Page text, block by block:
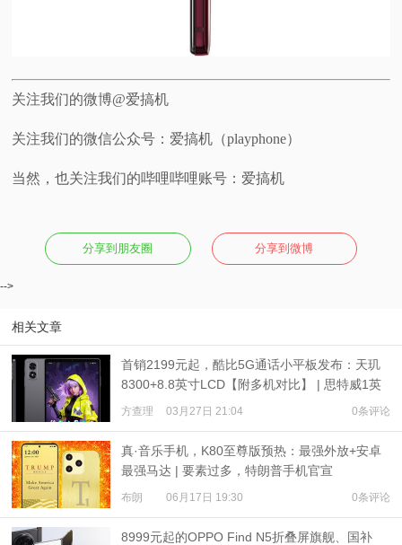
关注我们的微博@爱搞机
关注我们的微信公众号：爱搞机（playphone）
当然，也关注我们的哔哩哔哩账号：爱搞机
分享到朋友圈 分享到微博
-->
相关文章
首销2199元起，酷比5G通话小平板发布：天玑
8300+8.8英寸LCD【附多机对比】 | 思特威1英
寸旗舰发布
方查理 03月27日 21:04 0条评论
真·音乐手机，K80至尊版预热：最强外放+安卓
最强马达 | 要素过多，特朗普手机官宣
布朗 06月17日 19:30 0条评论
8999元起的OPPO Find N5折叠屏旗舰、国补